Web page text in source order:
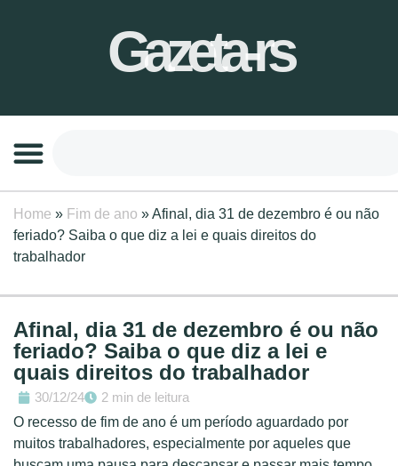
Gazeta-rs
Home » Fim de ano »Afinal, dia 31 de dezembro é ou não
feriado? Saiba o que diz a lei e quais direitos do
trabalhador
Afinal, dia 31 de dezembro é ou não
feriado? Saiba o que diz a lei e
quais direitos do trabalhador
30/12/24
2 min de leitura
O recesso de fim de ano é um período aguardado por
muitos trabalhadores, especialmente por aqueles que